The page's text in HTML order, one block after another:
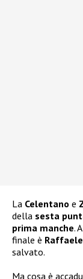
La Celentano e
della sesta
prima manche.
finale è Raffaele
salvato.
Ma cosa è